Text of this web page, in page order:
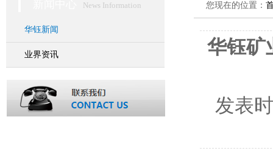
News Information
华钰新闻
业界资讯
您现在的位置：
华钰矿
发表